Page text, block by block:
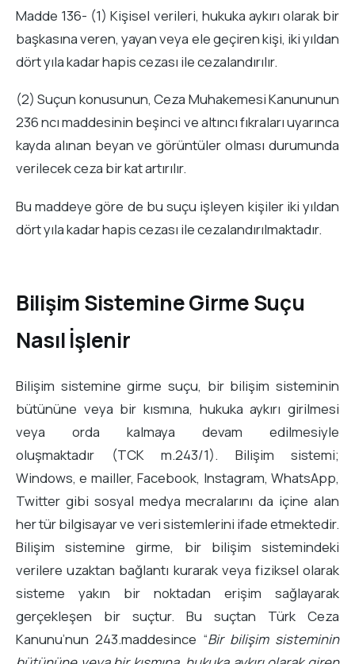
Madde 136- (1) Kişisel verileri, hukuka aykırı olarak bir
başkasına veren, yayan veya ele geçiren kişi, iki yıldan
dört yıla kadar hapis cezası ile cezalandırılır.
(2) Suçun konusunun, Ceza Muhakemesi Kanununun
236 ncı maddesinin beşinci ve altıncı fıkraları uyarınca
kayda alınan beyan ve görüntüler olması durumunda
verilecek ceza bir kat artırılır.
Bu maddeye göre de bu suçu işleyen kişiler iki yıldan
dört yıla kadar hapis cezası ile cezalandırılmaktadır.
Bilişim Sistemine Girme Suçu
Nasıl İşlenir
Bilişim sistemine girme suçu, bir bilişim sisteminin
bütününe veya bir kısmına, hukuka aykırı girilmesi
veya orda kalmaya devam edilmesiyle
oluşmaktadır (TCK m.243/1). Bilişim sistemi;
Windows, e mailler, Facebook, Instagram, WhatsApp,
Twitter gibi sosyal medya mecralarını da içine alan
her tür bilgisayar ve veri sistemlerini ifade etmektedir.
Bilişim sistemine girme, bir bilişim sistemindeki
verilere uzaktan bağlantı kurarak veya fiziksel olarak
sisteme yakın bir noktadan erişim sağlayarak
gerçekleşen bir suçtur. Bu suçtan Türk Ceza
Kanunu’nun 243.maddesince “Bir bilişim sisteminin